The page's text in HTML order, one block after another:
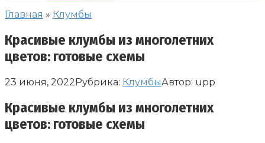
Главная » Клумбы
Красивые клумбы из многолетних
цветов: готовые схемы
23 июня, 2022Рубрика: КлумбыАвтор: upp
Красивые клумбы из многолетних
цветов: готовые схемы